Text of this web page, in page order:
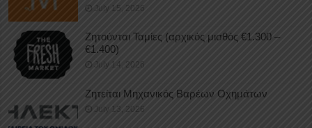
July 15, 2026
Ζητούνται Ταμίες (αρχικός μισθός €1.300 –
€1.400)
July 14, 2026
Ζητείται Μηχανικός Βαρέων Οχημάτων
July 13, 2026